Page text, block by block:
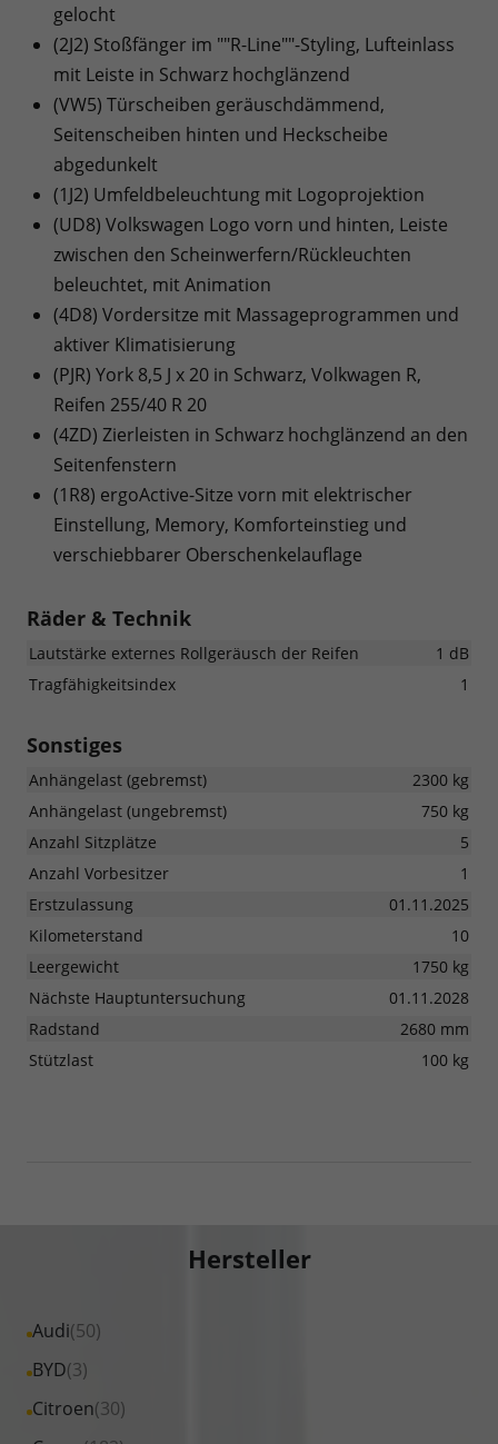
gelocht
(2J2) Stoßfänger im ""R-Line""-Styling, Lufteinlass
mit Leiste in Schwarz hochglänzend
(VW5) Türscheiben geräuschdämmend,
Seitenscheiben hinten und Heckscheibe
abgedunkelt
(1J2) Umfeldbeleuchtung mit Logoprojektion
(UD8) Volkswagen Logo vorn und hinten, Leiste
zwischen den Scheinwerfern/Rückleuchten
beleuchtet, mit Animation
(4D8) Vordersitze mit Massageprogrammen und
aktiver Klimatisierung
(PJR) York 8,5 J x 20 in Schwarz, Volkwagen R,
Reifen 255/40 R 20
(4ZD) Zierleisten in Schwarz hochglänzend an den
Seitenfenstern
(1R8) ergoActive-Sitze vorn mit elektrischer
Einstellung, Memory, Komforteinstieg und
verschiebbarer Oberschenkelauflage
Räder & Technik
Lautstärke externes Rollgeräusch der Reifen
1 dB
Tragfähigkeitsindex
1
Sonstiges
Anhängelast (gebremst)
2300 kg
Anhängelast (ungebremst)
750 kg
Anzahl Sitzplätze
5
Anzahl Vorbesitzer
1
Erstzulassung
01.11.2025
Kilometerstand
10
Leergewicht
1750 kg
Nächste Hauptuntersuchung
01.11.2028
Radstand
2680 mm
Stützlast
100 kg
Hersteller
Audi(50)
Alle
Fahrzeuge
Audi
BYD(3)
Alle
Fahrzeuge
Citroen(30)
Alle
Fahrzeuge